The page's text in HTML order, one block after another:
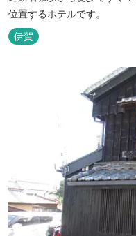
位置するホテルです。
伊賀